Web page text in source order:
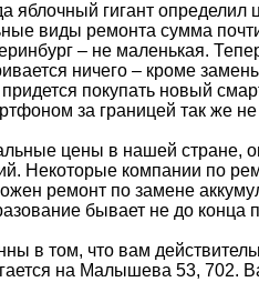
яблочный гигант
виды ремонта сумма
– не маленькая.
ничего – кроме
покупать новый
за границей так же
цены в нашей стране,
Некоторые компании по
ремонт по замене
бывает не до конца
в том, что вам
на Малышева 53, 702.